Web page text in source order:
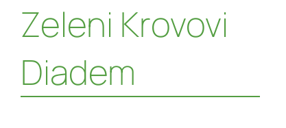
Zeleni Krovovi
Diadem